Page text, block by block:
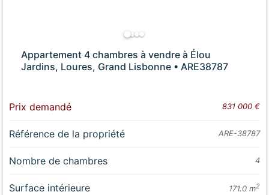
Appartement 4 chambres à vendre à Élou
Jardins, Loures, Grand Lisbonne • ARE38787
Prix demandé 831 000 €
Référence de la propriété ARE-38787
Nombre de chambres 4
Surface intérieure 171.0 m2